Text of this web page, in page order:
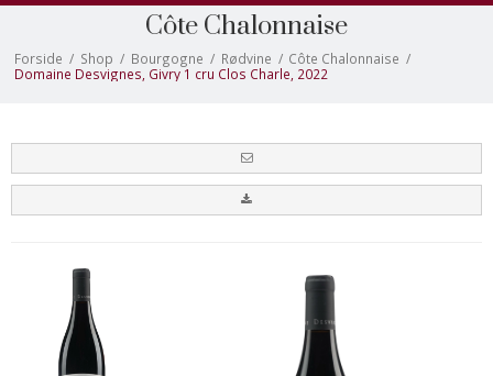
Côte Chalonnaise
Forside / Shop / Bourgogne / Rødvine / Côte Chalonnaise /
Domaine Desvignes, Givry 1 cru Clos Charle, 2022